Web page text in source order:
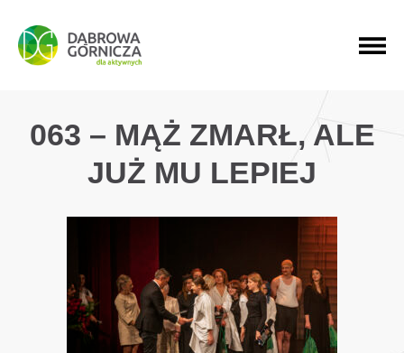
PRZEJDŹ DO MENU GŁÓWNEGO
PRZEJDŹ DO WYSZUKIWARKI
PRZEJDŹ DO TREŚCI
063 – MĄŻ ZMARŁ, ALE
JUŻ MU LEPIEJ